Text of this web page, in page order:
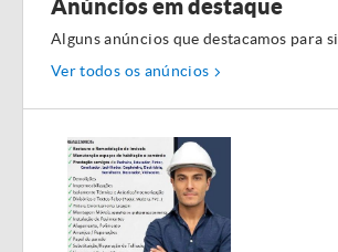
Anúncios em destaque
Alguns anúncios que destacamos para si.
Ver todos os anúncios